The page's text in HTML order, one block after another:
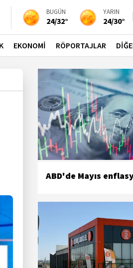
BUGÜN
24/32°
YARIN
24/30°
EKONOMİ RÖPORTAJLAR
ABD'de Mayıs